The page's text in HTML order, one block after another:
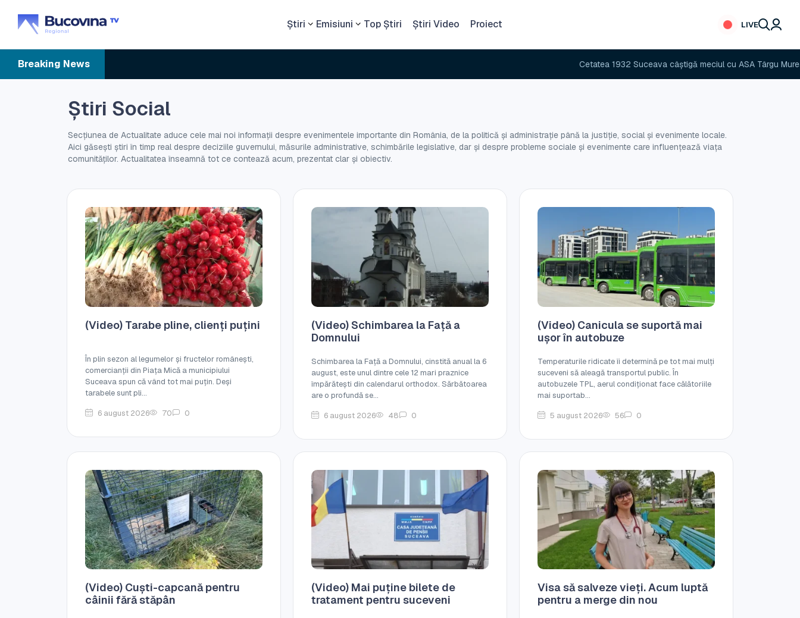
Știri Emisiuni Top Știri Știri Video Proiect LIVE
Breaking News Cetatea 1932 Suceava câștigă meciul cu ASA Târgu Mureș Se
Știri Social
Secțiunea de Actualitate aduce cele mai noi informații despre evenimentele importante din România, de la politică și administrație până la justiție, social și evenimente locale.
Aici găsești știri în timp real despre deciziile guvernului, măsurile administrative, schimbările legislative, dar și despre probleme sociale și evenimente care influențează viața
comunităților. Actualitatea înseamnă tot ce contează acum, prezentat clar și obiectiv.
(Video) Tarabe pline, clienți puțini
În plin sezon al legumelor și fructelor românești,
comercianții din Piața Mică a municipiului
Suceava spun că vând tot mai puțin. Deși
tarabele sunt pli...
6 august 2026
70 0
(Video) Schimbarea la Față a
Domnului
Schimbarea la Față a Domnului, cinstită anual la 6
august, este unul dintre cele 12 mari praznice
împărătești din calendarul orthodox. Sărbătoarea
are o profundă se...
6 august 2026
48 0
(Video) Canicula se suportă mai
ușor în autobuze
Temperaturile ridicate îi determină pe tot mai mulți
suceveni să aleagă transportul public. În
autobuzele TPL, aerul condiționat face călătoriile
mai suportab...
5 august 2026
56 0
(Video) Cuști-capcană pentru
câinii fără stăpân
(Video) Mai puține bilete de
tratament pentru suceveni
Visa să salveze vieți. Acum luptă
pentru a merge din nou